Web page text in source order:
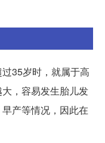
35岁时，就属于高
，容易发生胎儿发
产等情况，因此在